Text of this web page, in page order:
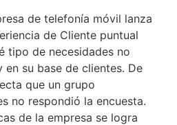
de telefonía móvil lanza
de Cliente puntual
tipo de necesidades no
su base de clientes. De
que un grupo
no respondió la encuesta.
de la empresa se logra